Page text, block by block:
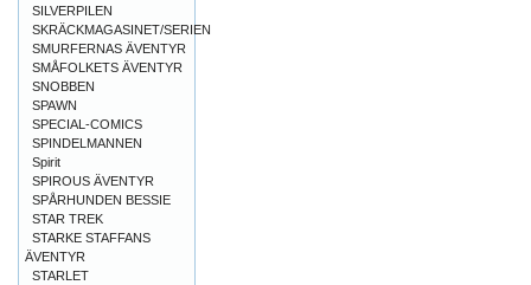
SILVERPILEN
SKRÄCKMAGASINET/SERIEN
SMURFERNAS ÄVENTYR
SMÅFOLKETS ÄVENTYR
SNOBBEN
SPAWN
SPECIAL-COMICS
SPINDELMANNEN
Spirit
SPIROUS ÄVENTYR
SPÅRHUNDEN BESSIE
STAR TREK
STARKE STAFFANS
ÄVENTYR
STARLET